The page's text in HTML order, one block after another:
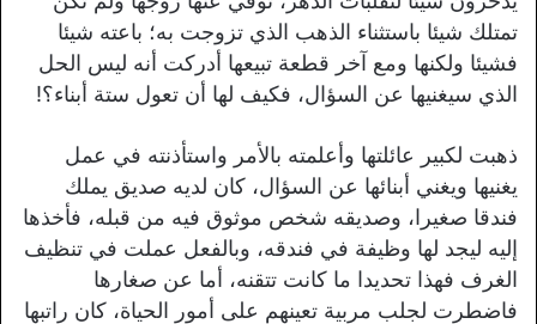
تمتلك شيئا باستثناء الذهب الذي تزوجت به؛ باعته شيئا
فشيئا ولكنها ومع آخر قطعة تبيعها أدركت أنه ليس الحل
الذي سيغنيها عن السؤال، فكيف لها أن تعول ستة أبناء؟!
ذهبت لكبير عائلتها وأعلمته بالأمر واستأذنته في عمل
يغنيها ويغني أبنائها عن السؤال، كان لديه صديق يملك
فندقا صغيرا، وصديقه شخص موثوق فيه من قبله، فأخذها
إليه ليجد لها وظيفة في فندقه، وبالفعل عملت في تنظيف
الغرف فهذا تحديدا ما كانت تتقنه، أما عن صغارها
فاضطرت لجلب مربية تعينهم على أمور الحياة، كان راتبها